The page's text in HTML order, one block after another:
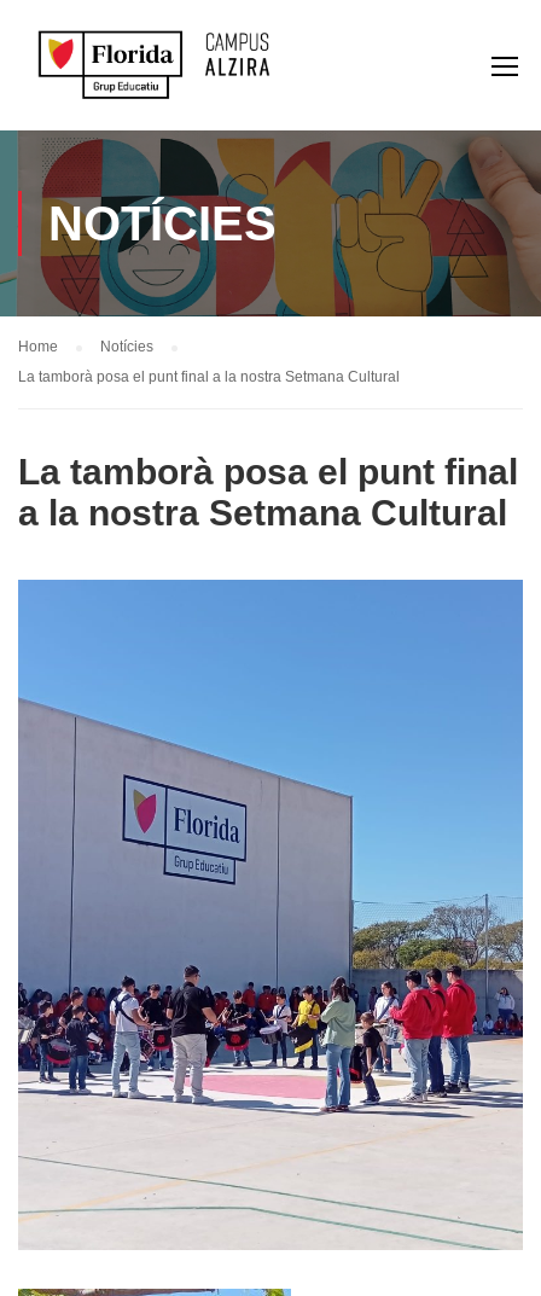
NOTÍCIES
Home
Notícies
La tamborà posa el punt final a la nostra Setmana Cultural
La tamborà posa el punt final
a la nostra Setmana Cultural